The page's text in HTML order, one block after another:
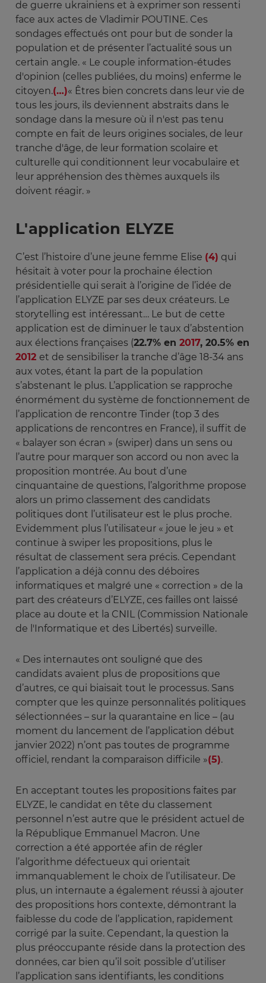
de guerre ukrainiens et à exprimer son ressenti
face aux actes de Vladimir POUTINE. Ces
sondages effectués ont pour but de sonder la
population et de présenter l’actualité sous un
certain angle. « Le couple information-études
d'opinion (celles publiées, du moins) enferme le
citoyen.(…)« Êtres bien concrets dans leur vie de
tous les jours, ils deviennent abstraits dans le
sondage dans la mesure où il n'est pas tenu
compte en fait de leurs origines sociales, de leur
tranche d'âge, de leur formation scolaire et
culturelle qui conditionnent leur vocabulaire et
leur appréhension des thèmes auxquels ils
doivent réagir. »
L'application ELYZE
C’est l’histoire d’une jeune femme Elise (4) qui
hésitait à voter pour la prochaine élection
présidentielle qui serait à l’origine de l’idée de
l’application ELYZE par ses deux créateurs. Le
storytelling est intéressant… Le but de cette
application est de diminuer le taux d’abstention
aux élections françaises (22.7% en 2017, 20.5% en
2012 et de sensibiliser la tranche d’âge 18-34 ans
aux votes, étant la part de la population
s’abstenant le plus. L’application se rapproche
énormément du système de fonctionnement de
l’application de rencontre Tinder (top 3 des
applications de rencontres en France), il suffit de
« balayer son écran » (swiper) dans un sens ou
l’autre pour marquer son accord ou non avec la
proposition montrée. Au bout d’une
cinquantaine de questions, l’algorithme propose
alors un primo classement des candidats
politiques dont l’utilisateur est le plus proche.
Evidemment plus l’utilisateur « joue le jeu » et
continue à swiper les propositions, plus le
résultat de classement sera précis. Cependant
l’application a déjà connu des déboires
informatiques et malgré une « correction » de la
part des créateurs d’ELYZE, ces failles ont laissé
place au doute et la CNIL (Commission Nationale
de l'Informatique et des Libertés) surveille.
« Des internautes ont souligné que des
candidats avaient plus de propositions que
d’autres, ce qui biaisait tout le processus. Sans
compter que les quinze personnalités politiques
sélectionnées – sur la quarantaine en lice – (au
moment du lancement de l’application début
janvier 2022) n’ont pas toutes de programme
officiel, rendant la comparaison difficile »(5).
En acceptant toutes les propositions faites par
ELYZE, le candidat en tête du classement
personnel n’est autre que le président actuel de
la République Emmanuel Macron. Une
correction a été apportée afin de régler
l’algorithme défectueux qui orientait
immanquablement le choix de l’utilisateur. De
plus, un internaute a également réussi à ajouter
des propositions hors contexte, démontrant la
faiblesse du code de l’application, rapidement
corrigé par la suite. Cependant, la question la
plus préoccupante réside dans la protection des
données, car bien qu’il soit possible d’utiliser
l’application sans identifiants, les conditions